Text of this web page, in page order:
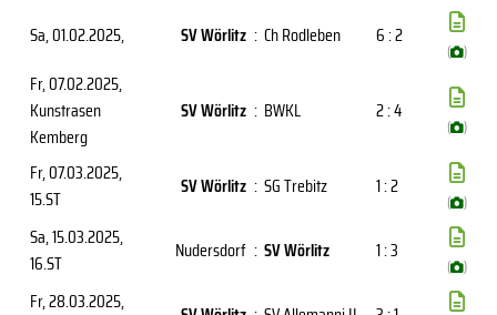
Sa, 01.02.2025, SV Wörlitz : Ch Rodleben 6 : 2
( )
Fr, 07.02.2025,
Kunstrasen
Kemberg
SV Wörlitz : BWKL 2 : 4
( )
Fr, 07.03.2025,
15.ST
SV Wörlitz : SG Trebitz 1 : 2
( )
Sa, 15.03.2025,
16.ST
Nudersdorf : SV Wörlitz 1 : 3
( )
Fr, 28.03.2025,